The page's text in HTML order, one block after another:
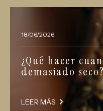
18/06/2026
¿Qué hacer
demasiado
LEER MÁS